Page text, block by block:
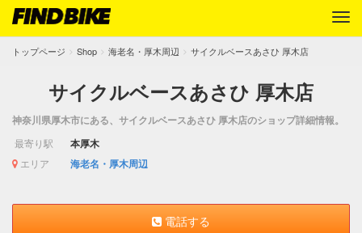
トップページ Shop 海老名・厚木周辺 サイクルベースあさひ 厚木店
サイクルベースあさひ 厚木店
神奈川県厚木市にある、サイクルベースあさひ 厚木店のショップ詳細情報。
最寄り駅 本厚木
エリア 海老名・厚木周辺
電話する